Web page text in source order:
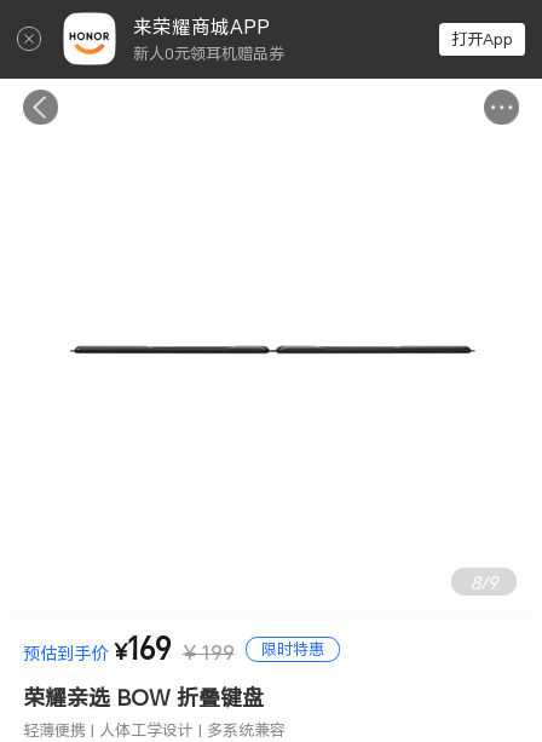
来荣耀商城APP
新人0元领耳机赠品券
打开App
9/9
轻薄便携 | 人体工学设计 | 多系统兼容
预估到手价 ¥169 ¥ 199 限时特惠
荣耀亲选 BOW 折叠键盘
轻薄便携 | 人体工学设计 | 多系统兼容